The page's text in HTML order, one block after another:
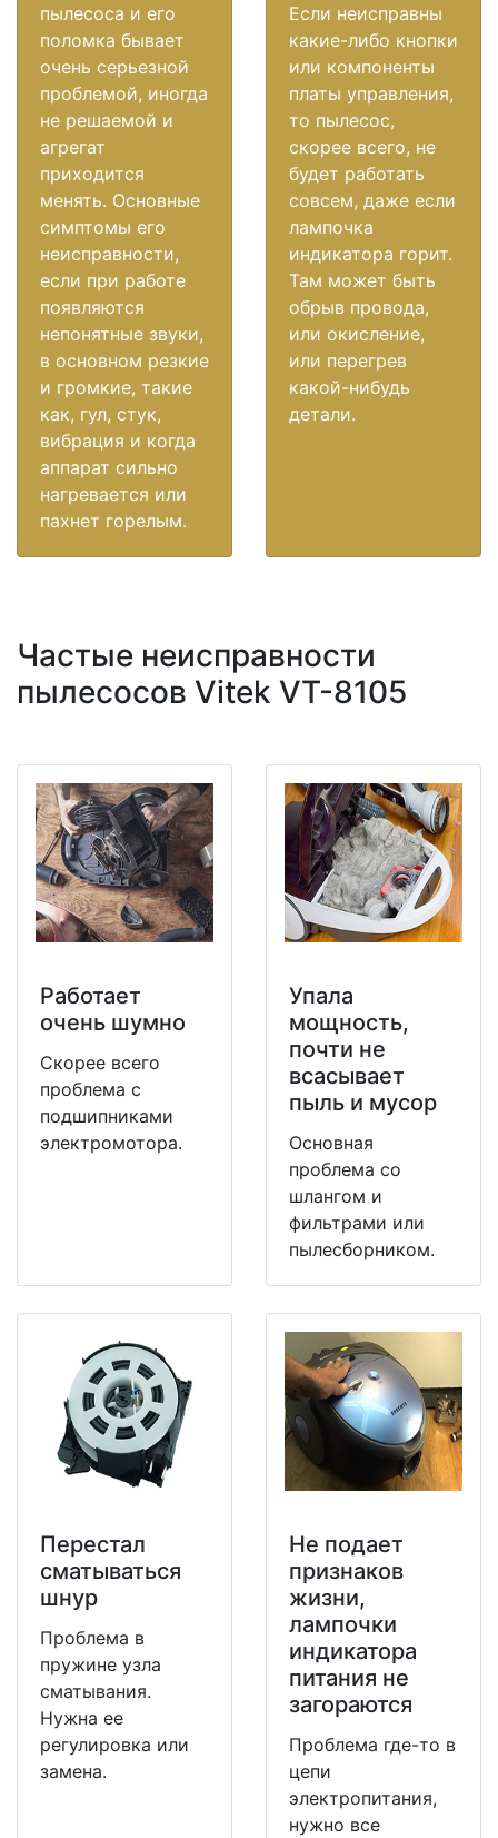
пылесоса и его
поломка бывает
очень серьезной
проблемой, иногда
не решаемой и
агрегат
приходится
менять. Основные
симптомы его
неисправности,
если при работе
появляются
непонятные звуки,
в основном резкие
и громкие, такие
как, гул, стук,
вибрация и когда
аппарат сильно
нагревается или
пахнет горелым.
Если неисправны
какие-либо кнопки
или компоненты
платы управления,
то пылесос,
скорее всего, не
будет работать
совсем, даже если
лампочка
индикатора горит.
Там может быть
обрыв провода,
или окисление,
или перегрев
какой-нибудь
детали.
Частые неисправности
пылесосов Vitek VT-8105
Работает
очень шумно
Скорее всего
проблема с
подшипниками
электромотора.
Упала
мощность,
почти не
всасывает
пыль и мусор
Основная
проблема со
шлангом и
фильтрами или
пылесборником.
Перестал
сматываться
шнур
Проблема в
пружине узла
сматывания.
Нужна ее
регулировка или
замена.
Не подает
признаков
жизни,
лампочки
индикатора
питания не
загораются
Проблема где-то в
цепи
электропитания,
нужно все